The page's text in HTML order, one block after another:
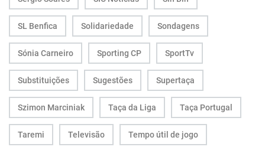
SL Benfica Solidariedade Sondagens
Sónia Carneiro Sporting CP SportTv
Substituições Sugestões Supertaça
Szimon Marciniak Taça da Liga Taça Portugal
Taremi Televisão Tempo útil de jogo